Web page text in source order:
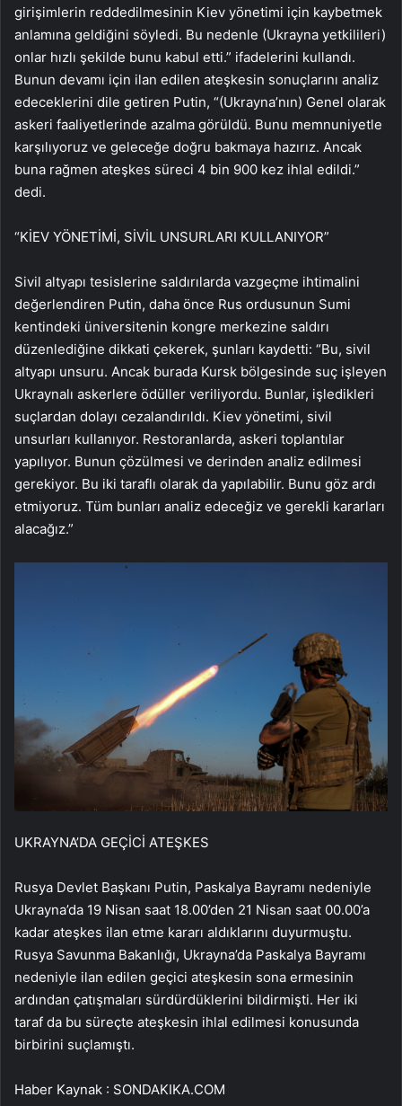
girişimlerin reddedilmesinin Kiev yönetimi için kaybetmek
anlamına geldiğini söyledi. Bu nedenle (Ukrayna yetkilileri)
onlar hızlı şekilde bunu kabul etti.” ifadelerini kullandı.
Bunun devamı için ilan edilen ateşkesin sonuçlarını analiz
edeceklerini dile getiren Putin, “(Ukrayna’nın) Genel olarak
askeri faaliyetlerinde azalma görüldü. Bunu memnuniyetle
karşılıyoruz ve geleceğe doğru bakmaya hazırız. Ancak
buna rağmen ateşkes süreci 4 bin 900 kez ihlal edildi.”
dedi.
“KİEV YÖNETİMİ, SİVİL UNSURLARI KULLANIYOR”
Sivil altyapı tesislerine saldırılarda vazgeçme ihtimalini
değerlendiren Putin, daha önce Rus ordusunun Sumi
kentindeki üniversitenin kongre merkezine saldırı
düzenlediğine dikkati çekerek, şunları kaydetti: “Bu, sivil
altyapı unsuru. Ancak burada Kursk bölgesinde suç işleyen
Ukraynalı askerlere ödüller veriliyordu. Bunlar, işledikleri
suçlardan dolayı cezalandırıldı. Kiev yönetimi, sivil
unsurları kullanıyor. Restoranlarda, askeri toplantılar
yapılıyor. Bunun çözülmesi ve derinden analiz edilmesi
gerekiyor. Bu iki taraflı olarak da yapılabilir. Bunu göz ardı
etmiyoruz. Tüm bunları analiz edeceğiz ve gerekli kararları
alacağız.”
UKRAYNA’DA GEÇİCİ ATEŞKES
Rusya Devlet Başkanı Putin, Paskalya Bayramı nedeniyle
Ukrayna’da 19 Nisan saat 18.00’den 21 Nisan saat 00.00’a
kadar ateşkes ilan etme kararı aldıklarını duyurmuştu.
Rusya Savunma Bakanlığı, Ukrayna’da Paskalya Bayramı
nedeniyle ilan edilen geçici ateşkesin sona ermesinin
ardından çatışmaları sürdürdüklerini bildirmişti. Her iki
taraf da bu süreçte ateşkesin ihlal edilmesi konusunda
birbirini suçlamıştı.
Haber Kaynak : SONDAKIKA.COM